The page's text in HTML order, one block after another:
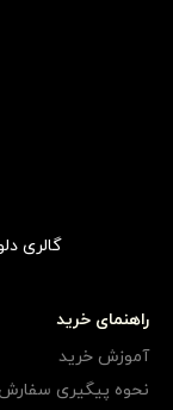
گالری
راهنمای خرید
آموزش خرید
نحوه پیگیری سفارش